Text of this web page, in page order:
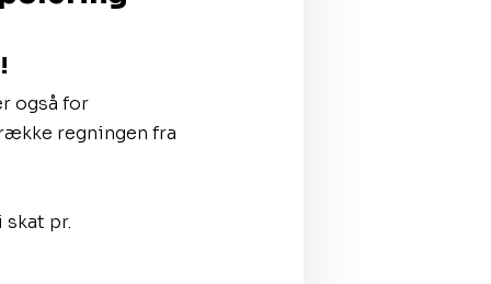
også for
regningen fra
pr.